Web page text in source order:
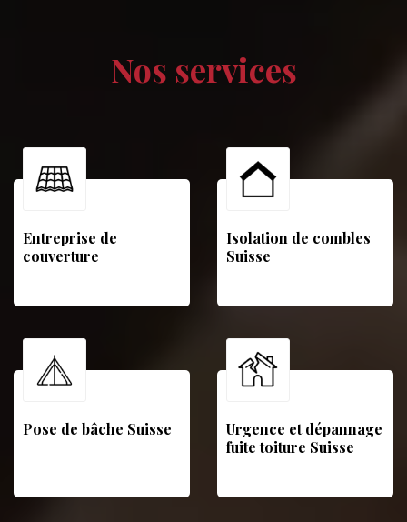
Nos services
Entreprise de
couverture
Isolation de combles
Suisse
Pose de bâche Suisse
Urgence et dépannage
fuite toiture Suisse